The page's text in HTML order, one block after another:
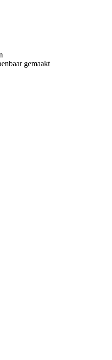
gemaakt